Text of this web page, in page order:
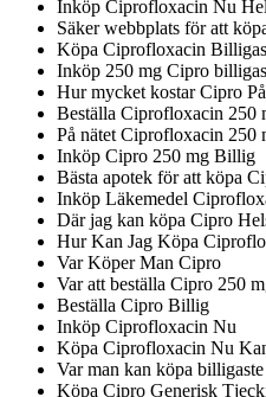
Inköp Ciprofloxacin Nu
Säker webbplats för att
Köpa Ciprofloxacin
Inköp 250 mg Cipro
Hur mycket kostar Cipro
Beställa Ciprofloxacin 250
På nätet Ciprofloxacin 250
Inköp Cipro 250 mg Billig
Bästa apotek för att köpa
Inköp Läkemedel
Där jag kan köpa Cipro
Hur Kan Jag Köpa
Var Köper Man Cipro
Var att beställa Cipro 250
Beställa Cipro Billig
Inköp Ciprofloxacin Nu
Köpa Ciprofloxacin Nu
Var man kan köpa
Köpa Cipro Generisk